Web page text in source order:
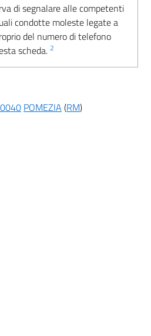
di segnalare alle competenti
condotte moleste legate a
del numero di telefono
scheda. 2
POMEZIA (RM)